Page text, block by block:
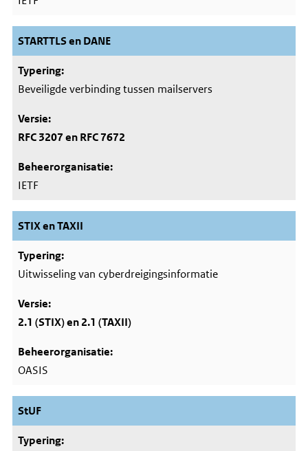
STARTTLS en DANE
Beveiligde verbinding tussen mailservers
RFC 3207 en RFC 7672
IETF
STIX en TAXII
Uitwisseling van cyberdreigingsinformatie
2.1 (STIX) en 2.1 (TAXII)
OASIS
StUF